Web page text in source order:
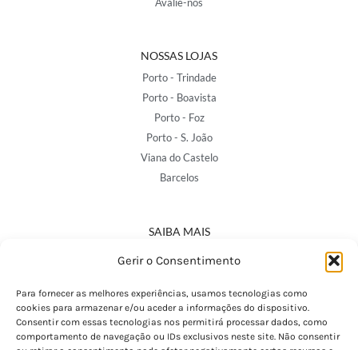
Gerir o Consentimento
Para fornecer as melhores experiências, usamos tecnologias como
cookies para armazenar e/ou aceder a informações do dispositivo.
Consentir com essas tecnologias nos permitirá processar dados, como
comportamento de navegação ou IDs exclusivos neste site. Não consentir
NOSSAS LOJAS
Porto - Trindade
Porto - Boavista
Porto - Foz
Porto - S. João
Viana do Castelo
Barcelos
SAIBA MAIS
Política de Privacidade
Termos e Condições
Perguntas Frequentes
Custos de Envio